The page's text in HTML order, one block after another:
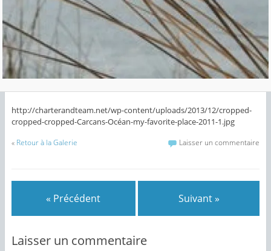
http://charterandteam.net/wp-content/uploads/2013/12/cropped-
cropped-cropped-Carcans-Océan-my-favorite-place-2011-1.jpg
« Retour à la Galerie Laisser un commentaire
« Précédent Suivant »
Laisser un commentaire